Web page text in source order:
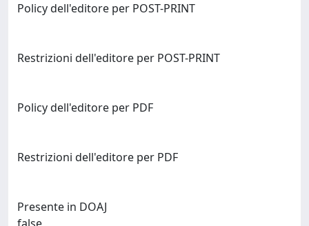
Policy dell'editore per POST-PRINT
Restrizioni dell'editore per POST-PRINT
Policy dell'editore per PDF
Restrizioni dell'editore per PDF
Presente in DOAJ